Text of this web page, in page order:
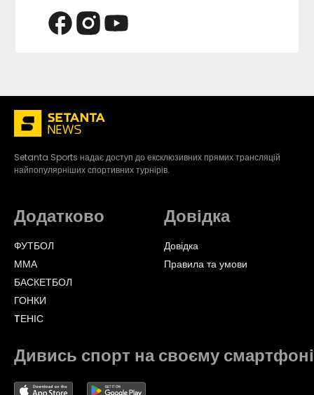
Setanta Sports надає доступ до ексклюзивних прямих трансляцій
найпопулярніших спортивних турнірів.
Додатково
ФУТБОЛ
ММА
БАСКЕТБОЛ
ГОНКИ
TЕНІС
Довідка
Довідка
Правила та умови
Дивись спорт на своєму смартфоні